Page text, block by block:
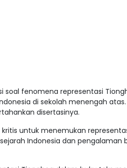
soal fenomena representasi
di sekolah menengah
disertasinya.
untuk menemukan
Indonesia dan pengalaman